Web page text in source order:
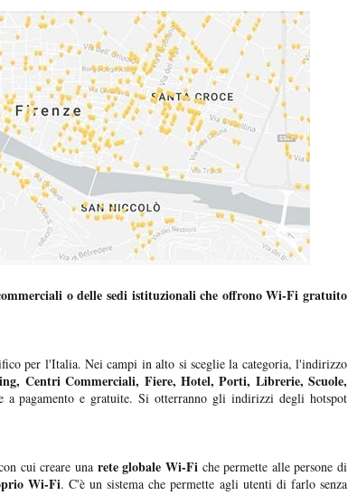
o delle sedi istituzionali che offrono Wi-Fi gratuito
per l'Italia. Nei campi in alto si sceglie la categoria, l'indirizzo
Centri Commerciali, Fiere, Hotel, Porti, Librerie, Scuole,
a pagamento e gratuite. Si otterranno gli indirizzi degli hotspot
cui creare una rete globale Wi-Fiche permette alle persone di
Wi-Fi. C'è un sistema che permette agli utenti di farlo senza